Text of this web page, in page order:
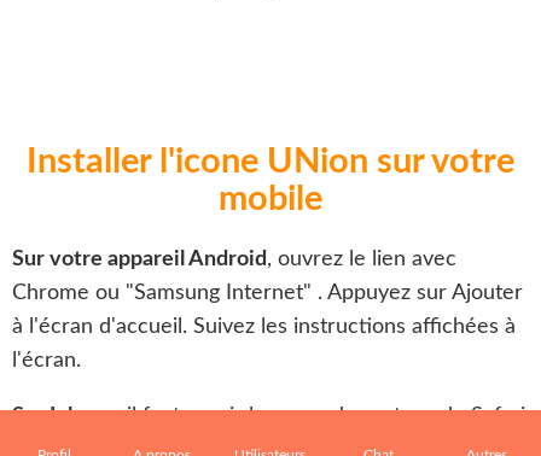
Installer l'icone UNion sur votre
mobile
Sur votre appareil Android, ouvrez le lien avec
Chrome ou "Samsung Internet" . Appuyez sur Ajouter
à l'écran d'accueil. Suivez les instructions affichées à
l'écran.
Sur Iphone, il faut ouvrir le menu de partage de Safari
et sélectionner l'option « Sur l'écran d'accueil ».